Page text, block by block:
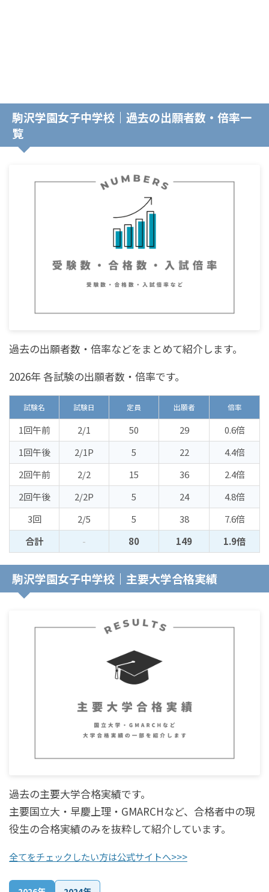
駒沢学園女子中学校｜過去の出願者数・倍率一
覧
過去の出願者数・倍率などをまとめて紹介します。
2026年 各試験の出願者数・倍率です。
試験名 試験日 定員 出願者 倍率
1回午前 2/1 50 29
0.6倍
1回午後
2/1P 5 22
4.4倍
2回午前
2/2 15 36
2.4倍
2回午後
2/2P 5 24
4.8倍
3回
2/5 5 38
7.6倍
合計
- 80 149 1.9倍
駒沢学園女子中学校｜主要大学合格実績
過去の主要大学合格実績です。
主要国立大・早慶上理・GMARCHなど、合格者中の現
役生の合格実績のみを抜粋して紹介しています。
全てをチェックしたい方は公式サイトへ>>>